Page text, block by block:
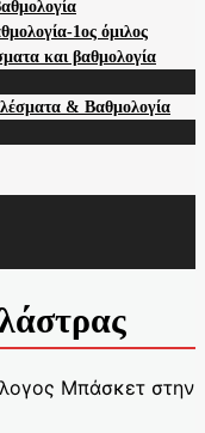
1ος όμιλος
και βαθμολογία
& Βαθμολογία
Μπάσκετ στην